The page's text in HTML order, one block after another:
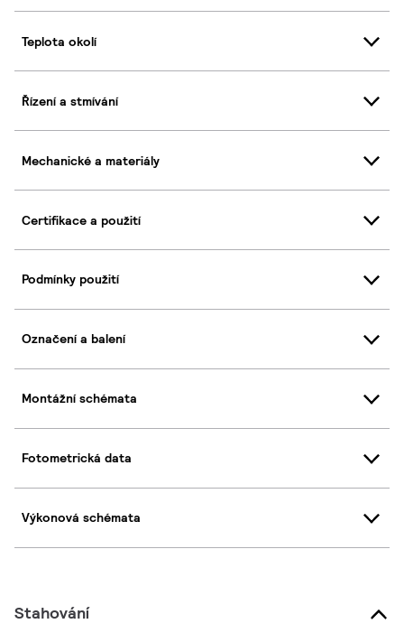
Teplota okolí
Řízení a stmívání
Mechanické a materiály
Certifikace a použití
Podmínky použití
Označení a balení
Montážní schémata
Fotometrická data
Výkonová schémata
Stahování